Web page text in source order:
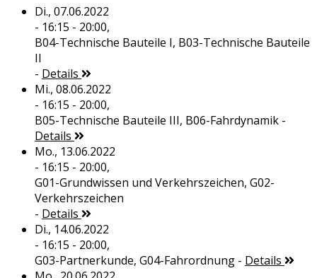
Di., 07.06.2022
- 16:15 - 20:00,
B04-Technische Bauteile I, B03-Technische Bauteile
II
- Details
Mi., 08.06.2022
- 16:15 - 20:00,
B05-Technische Bauteile III, B06-Fahrdynamik-
Details
Mo., 13.06.2022
- 16:15 - 20:00,
G01-Grundwissen und Verkehrszeichen, G02-
Verkehrszeichen
- Details
Di., 14.06.2022
- 16:15 - 20:00,
G03-Partnerkunde, G04-Fahrordnung- Details